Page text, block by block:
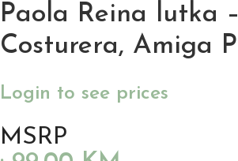
Paola Reina lutka
Costurera, Amiga
Login to see prices
MSRP